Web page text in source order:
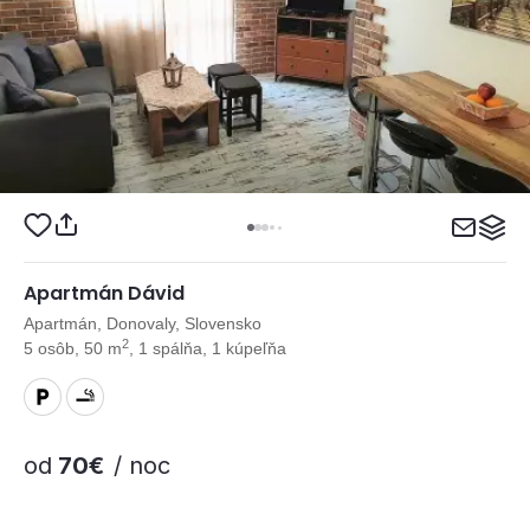
Apartmán Dávid
Apartmán, Donovaly, Slovensko
5 osôb, 50 m2 , 1 spálňa, 1 kúpeľňa
od 70€ / noc